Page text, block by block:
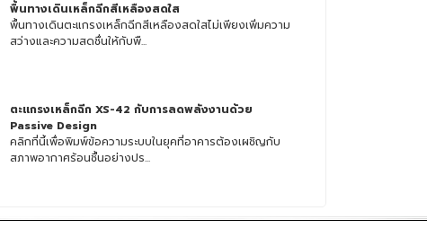
พื้นทางเดินเหล็กฉีกสีเหลืองสดใส
พื้นทางเดินตะแกรงเหล็กฉีกสีเหลืองสดใสไม่เพียงเพิ่มความ
สว่างและความสดชื่นให้กับพื...
ตะแกรงเหล็กฉีก XS-42 กับการลดพลังงานด้วย
Passive Design
คลิกที่นี้เพื่อพิมพ์ข้อความระบบในยุคที่อาคารต้องเผชิญกับ
สภาพอากาศร้อนชื้นอย่างปร...